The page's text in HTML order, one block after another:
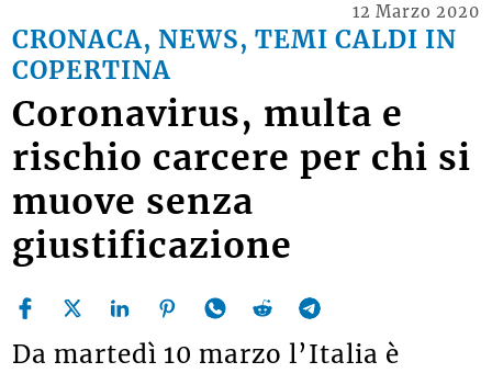
CRONACA, NEWS, TEMI CALDI IN
COPERTINA
12 Marzo 2020
Coronavirus, multa e
rischio carcere per chi si
muove senza
giustificazione
Da martedì 10 marzo l’Italia è